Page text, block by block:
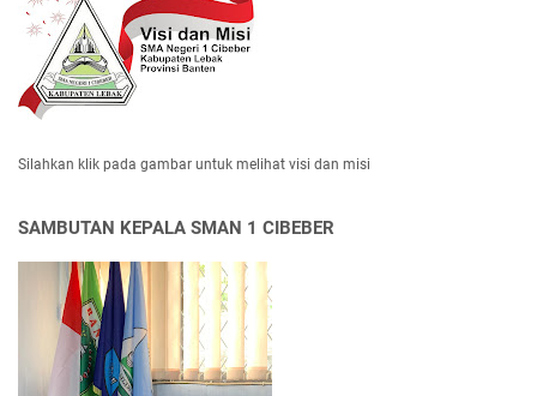
Silahkan klik pada gambar untuk melihat visi dan misi
SAMBUTAN KEPALA SMAN 1 CIBEBER